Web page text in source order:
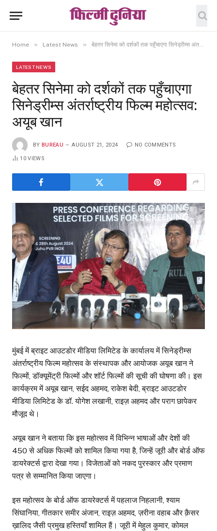
Home » Latest News » बेहतर सिनेमा को दर्शकों तक पहुँचाएगा सिनेड्रीम्स अंतर्राष्ट्रीय फिल्म महोत्सव: अयूब खान
LATEST NEWS
बेहतर सिनेमा को दर्शकों तक पहुँचाएगा
सिनेड्रीम्स अंतर्राष्ट्रीय फिल्म महोत्सव:
अयूब खान
BY BUREAU AUGUST 21, 2024 NO COMMENTS
10VIEWS
मुंबई में ब्राइट आउटडोर मीडिया लिमिटेड के कार्यालय में सिनेड्रीम्स
अंतर्राष्ट्रीय फिल्म महोत्सव के संस्थापक और आयोजक अयूब खान ने
फिल्मों, डॉक्यूमेंट्री फिल्मों और शॉर्ट फिल्मों की सूची की घोषणा की। इस
कार्यक्रम में अयूब खान, सईद अहमद, राकेश बेदी, ब्राइट आउटडोर
मीडिया लिमिटेड के डॉ. योगेश लखानी, राइज़ अहमद और पराग छापेकर
मौजूद थे।
अयूब खान ने बताया कि इस महोत्सव में विभिन्न भाषाओं और देशों की
450 से अधिक फिल्मों को शामिल किया गया है, जिन्हें जूरी और बोर्ड ऑफ
डायरेक्टर्स द्वारा देखा गया। विजेताओं को नकद पुरस्कार और प्रमाण
पत्र से सम्मानित किया जाएगा।
इस महोत्सव के बोर्ड ऑफ डायरेक्टर्स में पहलाज निहलानी, श्याम
सिंघानिया, गीतकार समीर अंजान, राइज़ अहमद, ज़रीना वहाब और क़ैसर
ख़ालिद जैसी प्रमुख हस्तियाँ शामिल हैं। जूरी में मेहुल कुमार, कोमल